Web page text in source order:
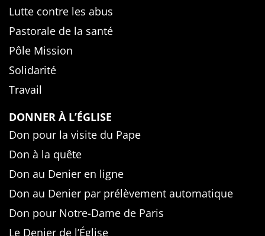
Lutte contre les abus
Pastorale de la santé
Pôle Mission
Solidarité
Travail
DONNER À L’ÉGLISE
Don pour la visite du Pape
Don à la quête
Don au Denier en ligne
Don au Denier par prélèvement automatique
Don pour Notre-Dame de Paris
Le Denier de l’Église